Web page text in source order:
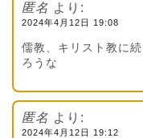
匿名 より:
2024年4月12日 19:08
儒教、キリスト教に
ろうな
匿名 より:
2024年4月12日 19:12